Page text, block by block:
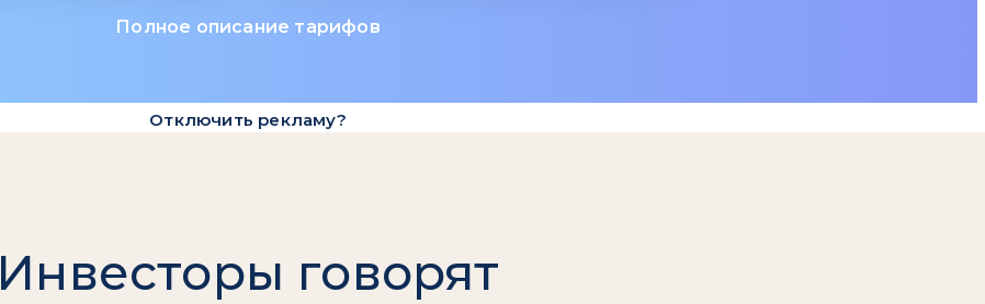
Полное описание тарифов
Отключить рекламу?
Инвесторы говорят